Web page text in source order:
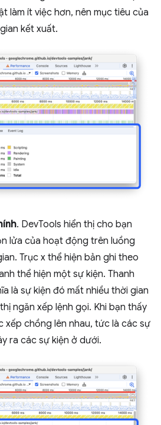
làm ít việc hơn, nên mục tiêu của
kết xuất.
. DevTools hiển thị cho bạn
lửa của hoạt động trên luồng
Trục x thể hiện bản ghi theo
thể hiện một sự kiện. Thanh
là sự kiện đó mất nhiều thời gian
ngăn xếp lệnh gọi. Khi bạn thấy
xếp chồng lên nhau, tức là các sự
ra các sự kiện ở dưới.